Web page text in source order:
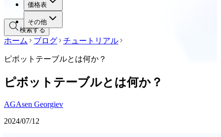
価格表
その他
価格表
検索する
ホーム ブログ チュートリアル
ピボットテーブルとは何か？
ピボットテーブルとは何か？
AGAsen Georgiev
2024/07/12